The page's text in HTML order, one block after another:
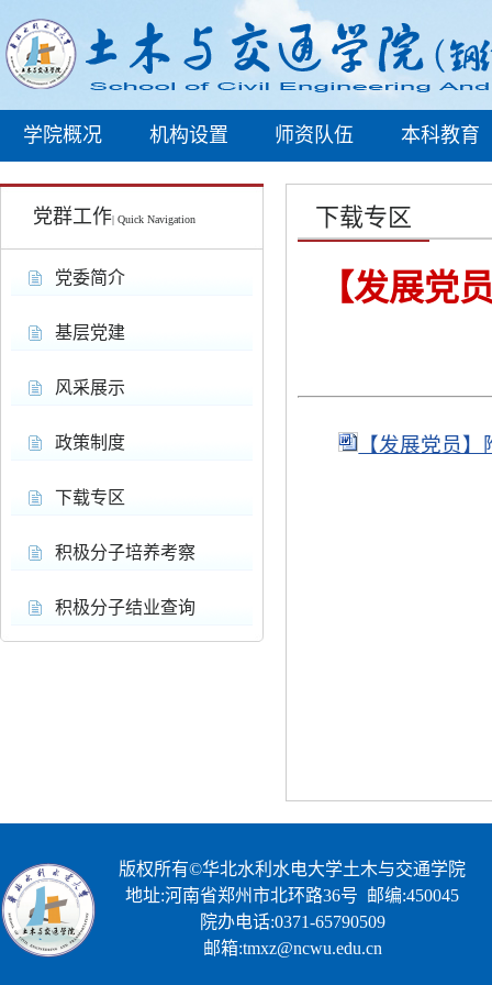
学院概况 机构设置 师资队伍 本科教育
党群工作| Quick Navigation
党委简介
基层党建
风采展示
政策制度
下载专区
积极分子培养考察
积极分子结业查询
下载专区
【发展党
【发展党员
版权所有©华北水利水电大学土木与交通学院
地址:河南省郑州市北环路36号 邮编:450045
院办电话:0371-65790509
邮箱:tmxz@ncwu.edu.cn